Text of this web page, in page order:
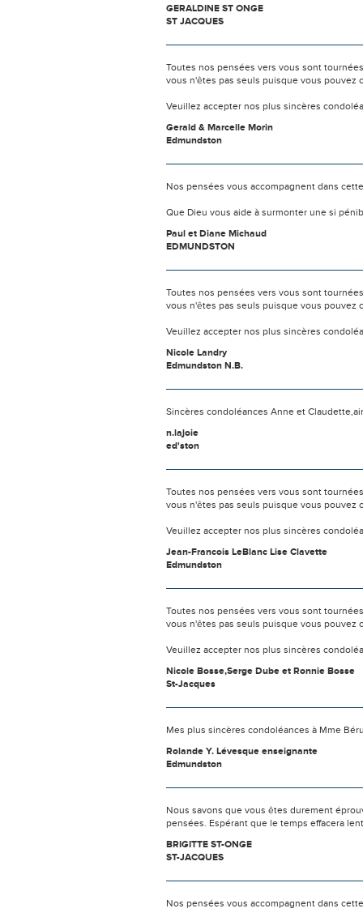
GERALDINE ST ONGE
ST JACQUES
Toutes nos pensées vers vous sont
vous n'êtes pas seuls puisque vous pouvez
Veuillez accepter nos plus sincères
Gerald & Marcelle Morin
Edmundston
Nos pensées vous accompagnent dans
Que Dieu vous aide à surmonter une si
Paul et Diane Michaud
EDMUNDSTON
Toutes nos pensées vers vous sont
vous n'êtes pas seuls puisque vous pouvez
Veuillez accepter nos plus sincères
Nicole Landry
Edmundston N.B.
Sincères condoléances Anne et
n.lajoie
ed'ston
Toutes nos pensées vers vous sont
vous n'êtes pas seuls puisque vous pouvez
Veuillez accepter nos plus sincères
Jean-Francois LeBlanc Lise Clavette
Edmundston
Toutes nos pensées vers vous sont
vous n'êtes pas seuls puisque vous pouvez
Veuillez accepter nos plus sincères
Nicole Bosse,Serge Dube et Ronnie Bosse
St-Jacques
Mes plus sincères condoléances à Mme
Rolande Y. Lévesque enseignante
Edmundston
Nous savons que vous êtes durement
pensées. Espérant que le temps effacera
BRIGITTE ST-ONGE
ST-JACQUES
Nos pensées vous accompagnent dans